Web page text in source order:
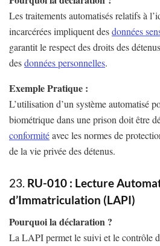
Les traitements automatisés relatifs à
incarcérées impliquent desdonnées
garantit le respect des droits des
desdonnées personnelles.
Exemple Pratique :
L’utilisation d’un système automatisé
biométrique dans une prison doit être
conformitéavec les normes de
de la vie privée des détenus.
23. RU-010 : Lecture
d’Immatriculation (LAPI)
Pourquoi la déclaration ?
La LAPI permet le suivi et le contrôle